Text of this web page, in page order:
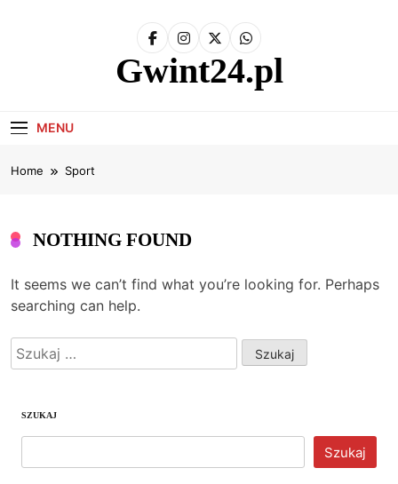
Gwint24.pl
MENU
Home Sport
NOTHING FOUND
It seems we can’t find what you’re looking for. Perhaps
searching can help.
Szukaj:
SZUKAJ
Szukaj